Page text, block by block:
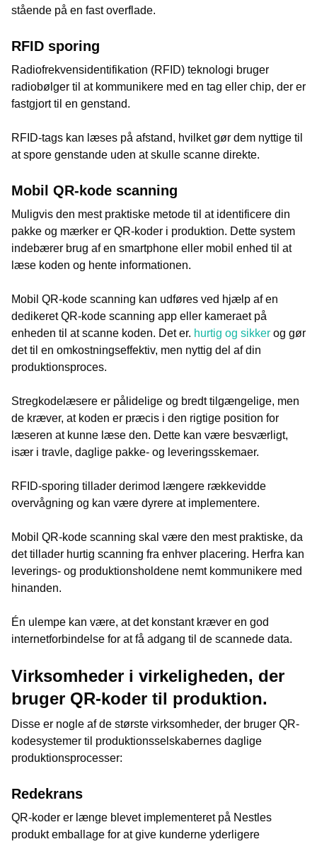
stående på en fast overflade.
RFID sporing
Radiofrekvensidentifikation (RFID) teknologi bruger
radiobølger til at kommunikere med en tag eller chip, der er
fastgjort til en genstand.
RFID-tags kan læses på afstand, hvilket gør dem nyttige til
at spore genstande uden at skulle scanne direkte.
Mobil QR-kode scanning
Muligvis den mest praktiske metode til at identificere din
pakke og mærker er QR-koder i produktion. Dette system
indebærer brug af en smartphone eller mobil enhed til at
læse koden og hente informationen.
Mobil QR-kode scanning kan udføres ved hjælp af en
dedikeret QR-kode scanning app eller kameraet på
enheden til at scanne koden. Det er. hurtig og sikker og gør
det til en omkostningseffektiv, men nyttig del af din
produktionsproces.
Stregkodelæsere er pålidelige og bredt tilgængelige, men
de kræver, at koden er præcis i den rigtige position for
læseren at kunne læse den. Dette kan være besværligt,
især i travle, daglige pakke- og leveringsskemaer.
RFID-sporing tillader derimod længere rækkevidde
overvågning og kan være dyrere at implementere.
Mobil QR-kode scanning skal være den mest praktiske, da
det tillader hurtig scanning fra enhver placering. Herfra kan
leverings- og produktionsholdene nemt kommunikere med
hinanden.
Én ulempe kan være, at det konstant kræver en god
internetforbindelse for at få adgang til de scannede data.
Virksomheder i virkeligheden, der
bruger QR-koder til produktion.
Disse er nogle af de største virksomheder, der bruger QR-
kodesystemer til produktionsselskabernes daglige
produktionsprocesser:
Redekrans
QR-koder er længe blevet implementeret på Nestles
produkt emballage for at give kunderne yderligere